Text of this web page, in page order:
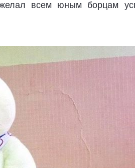
всем юным борцам